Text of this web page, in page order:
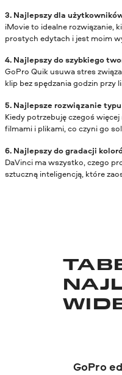
3. Najlepszy dla
iMovie to idealne rozwiązanie,
prostych edytach i jest moim
4. Najlepszy do szybkiego
GoPro Quik usuwa stres
klip bez spędzania godzin przy
5. Najlepsze rozwiązanie
Kiedy potrzebuję czegoś
filmami i plikami, co czyni go
6. Najlepszy do gradacji
DaVinci ma wszystko, czego
sztuczną inteligencją, które
GoPro